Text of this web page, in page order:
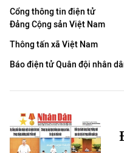
Cổng thông tin điện tử
Đảng Cộng sản Việt Nam
Thông tấn xã Việt Nam
Báo điện tử Quân đội nhân